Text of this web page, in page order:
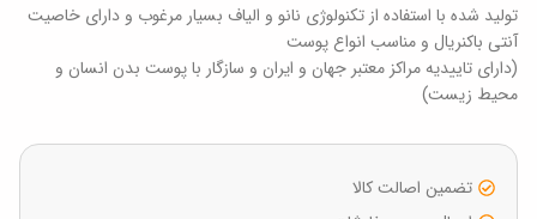
تولید شده با استفاده از تکنولوژی نانو و الیاف بسیار مرغوب و دارای خاصیت
آنتی باکنریال و مناسب انواع پوست
(دارای تاییدیه مراکز معتبر جهان و ایران و سازگار با پوست بدن انسان و
محیط زیست)
تضمین اصالت کالا